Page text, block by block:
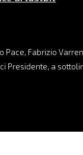
Pace, Fabrizio
Presidente, a